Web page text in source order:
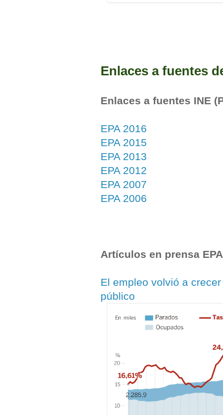
Enlaces a fuentes
Enlaces a fuentes INE
EPA 2016
EPA 2015
EPA 2013
EPA 2012
EPA 2007
EPA 2006
Artículos en prensa
El empleo volvió a
público